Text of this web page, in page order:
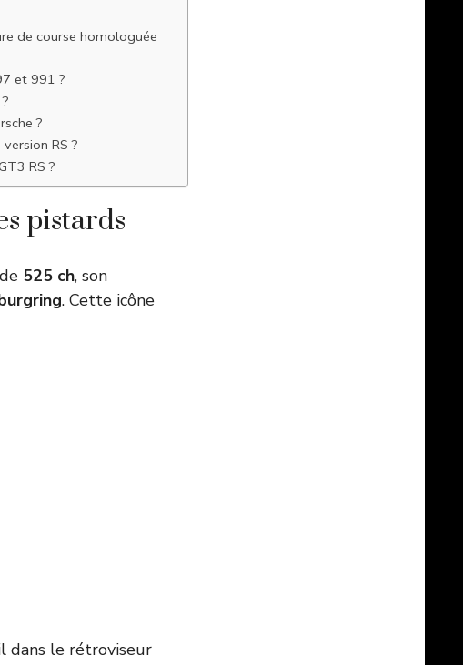
de course homologuée
et 991 ?
?
RS ?
RS ?
pistards
525 ch, son
. Cette icône
dans le rétroviseur